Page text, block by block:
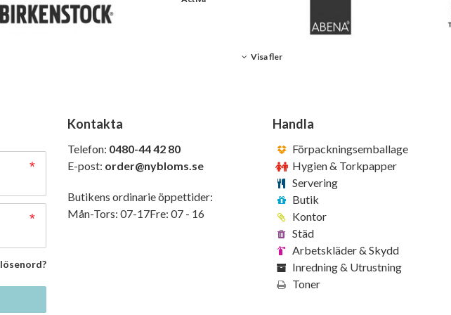
Visa fler
Kontakta
Telefon: 0480-44 42 80
E-post: order@nybloms.se
Butikens ordinarie öppettider:
Mån-Tors: 07-17Fre: 07 - 16
Handla
Förpackningsemballage
Hygien & Torkpapper
Servering
Butik
Kontor
Städ
Arbetskläder & Skydd
Inredning & Utrustning
Toner